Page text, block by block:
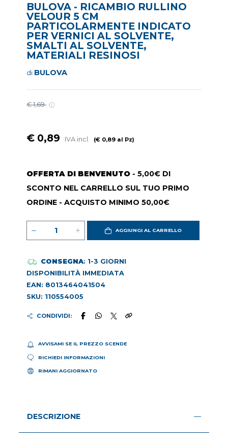
BULOVA - RICAMBIO RULLINO
VELOUR 5 CM
PARTICOLARMENTE INDICATO
PER VERNICI AL SOLVENTE,
SMALTI AL SOLVENTE,
MATERIALI RESINOSI
di BULOVA
€ 1,69
€ 0,89 IVA incl. (€ 0,89 al Pz)
OFFERTA DI BENVENUTO - 5,00€ DI
SCONTO NEL CARRELLO SUL TUO PRIMO
ORDINE - ACQUISTO MINIMO 50,00€
AGGIUNGI AL CARRELLO
CONSEGNA: 1-3 GIORNI
DISPONIBILITÀ IMMEDIATA
EAN: 8013464041504
SKU: 110554005
CONDIVIDI:
AVVISAMI SE IL PREZZO SCENDE
RICHIEDI INFORMAZIONI
RIMANI AGGIORNATO
DESCRIZIONE